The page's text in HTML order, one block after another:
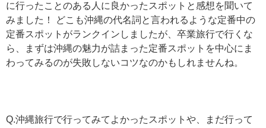
に行ったことのある人に良かったスポットと感想を聞いて
みました！ どこも沖縄の代名詞と言われるような定番中の
定番スポットがランクインしましたが、卒業旅行で行くな
ら、まずは沖縄の魅力が詰まった定番スポットを中心にま
わってみるのが失敗しないコツなのかもしれませんね。
Q.沖縄旅行で行ってみてよかったスポットや、まだ行って